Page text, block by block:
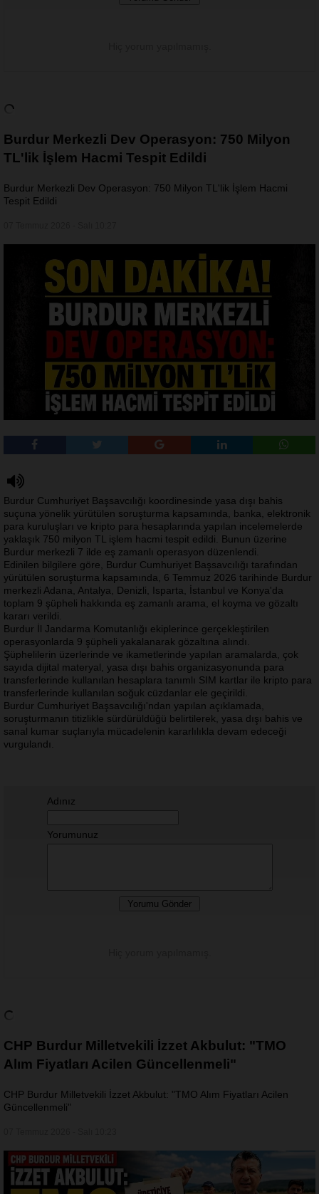
Burdur Merkezli Dev Operasyon: 750 Milyon
TL'lik İşlem Hacmi Tespit Edildi
Burdur Merkezli Dev Operasyon: 750 Milyon TL'lik İşlem Hacmi
Tespit Edildi
Burdur Cumhuriyet Başsavcılığı koordinesinde yasa dışı bahis
suçuna yönelik yürütülen soruşturma kapsamında, banka, elektronik
para kuruluşları ve kripto para hesaplarında yapılan incelemelerde
yaklaşık 750 milyon TL işlem hacmi tespit edildi. Bunun üzerine
Burdur merkezli 7 ilde eş zamanlı operasyon düzenlendi.
Edinilen bilgilere göre, Burdur Cumhuriyet Başsavcılığı tarafından
yürütülen soruşturma kapsamında, 6 Temmuz 2026 tarihinde Burdur
merkezli Adana, Antalya, Denizli, Isparta, İstanbul ve Konya'da
toplam 9 şüpheli hakkında eş zamanlı arama, el koyma ve gözaltı
kararı verildi.
Burdur İl Jandarma Komutanlığı ekiplerince gerçekleştirilen
operasyonlarda 9 şüpheli yakalanarak gözaltına alındı.
Şüphelilerin üzerlerinde ve ikametlerinde yapılan aramalarda, çok
sayıda dijital materyal, yasa dışı bahis organizasyonunda para
transferlerinde kullanılan hesaplara tanımlı SIM kartlar ile kripto para
transferlerinde kullanılan soğuk cüzdanlar ele geçirildi.
Burdur Cumhuriyet Başsavcılığı'ndan yapılan açıklamada,
soruşturmanın titizlikle sürdürüldüğü belirtilerek, yasa dışı bahis ve
sanal kumar suçlarıyla mücadelenin kararlılıkla devam edeceği
vurgulandı.
Adınız
Yorumunuz
CHP Burdur Milletvekili İzzet Akbulut: "TMO
Alım Fiyatları Acilen Güncellenmeli"
CHP Burdur Milletvekili İzzet Akbulut: "TMO Alım Fiyatları Acilen
Güncellenmeli"